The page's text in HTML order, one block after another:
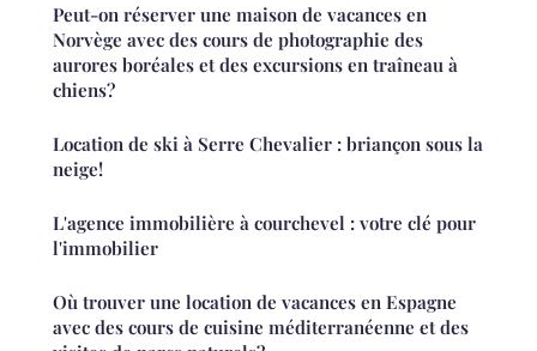
Peut-on réserver une maison de vacances en
Norvège avec des cours de photographie des
aurores boréales et des excursions en traîneau à
chiens?
Location de ski à Serre Chevalier : briançon sous la
neige!
L'agence immobilière à courchevel : votre clé pour
l'immobilier
Où trouver une location de vacances en Espagne
avec des cours de cuisine méditerranéenne et des